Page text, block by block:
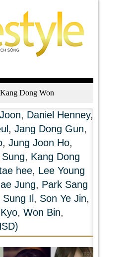
Kang Dong Won
, Daniel Henney,
, Jang Dong Gun,
, Jung Joon Ho,
, Kang Dong
hee, Lee Young
Jung, Park Sang
Il , Son Ye Jin,
, Won Bin,